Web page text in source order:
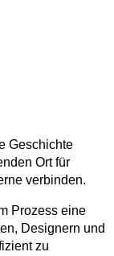
Geschichte
Ort für
verbinden.
Prozess eine
Designern und
zu